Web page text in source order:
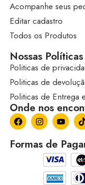
Acompanhe seus
Editar cadastro
Todos os Produtos
Nossas Políticas
Politicas de
Politicas de
Politicas de Entrega
Onde nos
Formas de